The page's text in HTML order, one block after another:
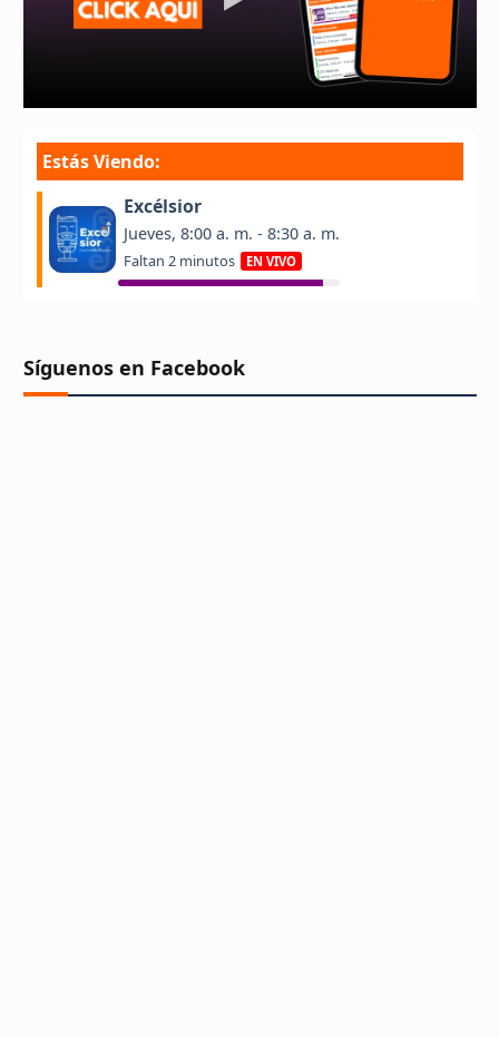
Síguenos en Facebook